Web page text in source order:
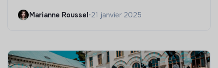
Marianne Roussel•21 janvier 2025